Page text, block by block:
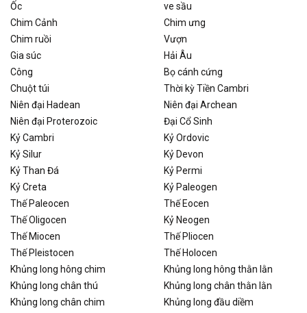
Ốc
ve sầu
Chim Cảnh
Chim ưng
Chim ruồi
Vượn
Gia súc
Hải Âu
Công
Bọ cánh cứng
Chuột túi
Thời kỳ Tiền Cambri
Niên đại Hadean
Niên đại Archean
Niên đại Proterozoic
Đại Cổ Sinh
Kỷ Cambri
Kỷ Ordovic
Kỷ Silur
Kỷ Devon
Kỷ Than Đá
Kỷ Permi
Kỷ Creta
Kỷ Paleogen
Thế Paleocen
Thế Eocen
Thế Oligocen
Kỷ Neogen
Thế Miocen
Thế Pliocen
Thế Pleistocen
Thế Holocen
Khủng long hông chim
Khủng long hông thằn lằn
Khủng long chân thú
Khủng long chân thằn lằn
Khủng long chân chim
Khủng long đầu diềm